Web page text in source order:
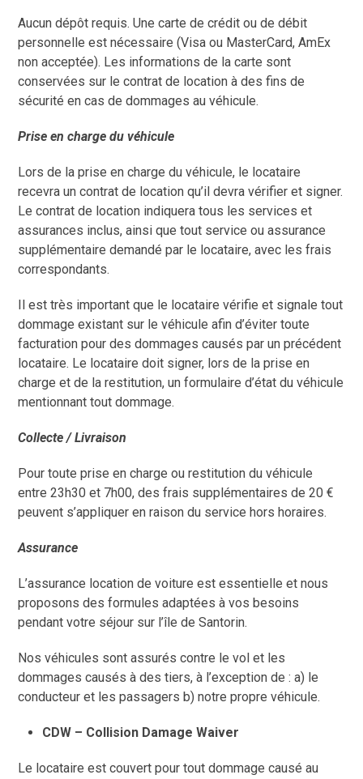
Aucun dépôt requis. Une carte de crédit ou de débit
personnelle est nécessaire (Visa ou MasterCard, AmEx
non acceptée). Les informations de la carte sont
conservées sur le contrat de location à des fins de
sécurité en cas de dommages au véhicule.
Prise en charge du véhicule
Lors de la prise en charge du véhicule, le locataire
recevra un contrat de location qu’il devra vérifier et signer.
Le contrat de location indiquera tous les services et
assurances inclus, ainsi que tout service ou assurance
supplémentaire demandé par le locataire, avec les frais
correspondants.
Il est très important que le locataire vérifie et signale tout
dommage existant sur le véhicule afin d’éviter toute
facturation pour des dommages causés par un précédent
locataire. Le locataire doit signer, lors de la prise en
charge et de la restitution, un formulaire d’état du véhicule
mentionnant tout dommage.
Collecte / Livraison
Pour toute prise en charge ou restitution du véhicule
entre 23h30 et 7h00, des frais supplémentaires de 20 €
peuvent s’appliquer en raison du service hors horaires.
Assurance
L’assurance location de voiture est essentielle et nous
proposons des formules adaptées à vos besoins
pendant votre séjour sur l’île de Santorin.
Nos véhicules sont assurés contre le vol et les
dommages causés à des tiers, à l’exception de : a) le
conducteur et les passagers b) notre propre véhicule.
CDW – Collision Damage Waiver
Le locataire est couvert pour tout dommage causé au